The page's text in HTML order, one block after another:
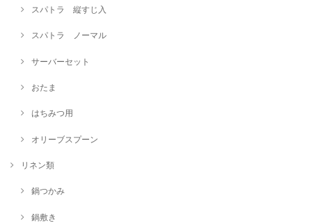
スパトラ 縦すじ入
スパトラ ノーマル
サーバーセット
おたま
はちみつ用
オリーブスプーン
リネン類
鍋つかみ
鍋敷き